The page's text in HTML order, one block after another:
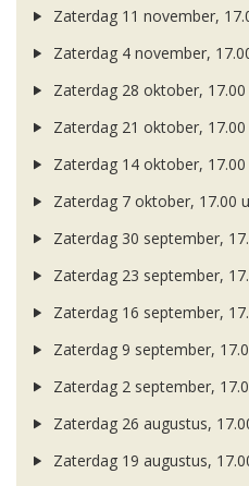
Zaterdag 11 november,
Zaterdag 4 november,
Zaterdag 28 oktober, 17.00
Zaterdag 21 oktober, 17.00
Zaterdag 14 oktober, 17.00
Zaterdag 7 oktober, 17.00
Zaterdag 30 september,
Zaterdag 23 september,
Zaterdag 16 september,
Zaterdag 9 september,
Zaterdag 2 september,
Zaterdag 26 augustus,
Zaterdag 19 augustus,